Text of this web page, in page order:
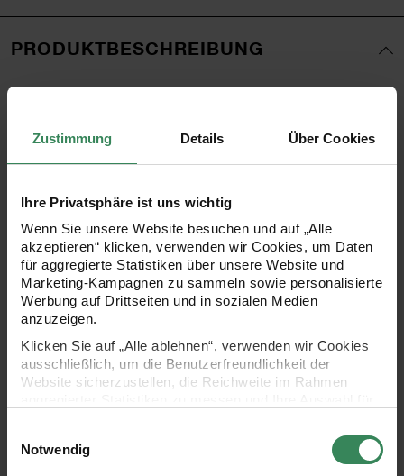
Zustimmung Details Über Cookies
Ihre Privatsphäre ist uns wichtig
Wenn Sie unsere Website besuchen und auf „Alle
akzeptieren“ klicken, verwenden wir Cookies, um Daten
für aggregierte Statistiken über unsere Website und
Marketing-Kampagnen zu sammeln sowie personalisierte
Werbung auf Drittseiten und in sozialen Medien
anzuzeigen.
Klicken Sie auf „Alle ablehnen“, verwenden wir Cookies
ausschließlich, um die Benutzerfreundlichkeit der
Website sicherzustellen, die Reichweite im Rahmen
Ihre Einwilligung ist freiwillig und kann jederzeit über den
Link „Cookie-Einstellungen“ im Fußbereich der Seite
Notwendig
PRODUKTBESCHREIBUNG
Die selbstklebenden Sticker mit verschiedenen
Blumenmotiven verleihen Bastelprojekten eine besondere
Ausstrahlung. Mit ihren verspielten Designs setzen sie
DIY-Idee. Ob für Grußkarten, Scrapbooks,
Geschenkverpackungen oder Dekorationen – die Sticker
auf der Rolle sorgen für kreative Highlights. Eine ideale
Wahl für Geburtstagsgeschenke und viele weitere Anlässe.
- ideal zum Basteln oder Dekorieren
- Größe: ca. Ø 5 cm